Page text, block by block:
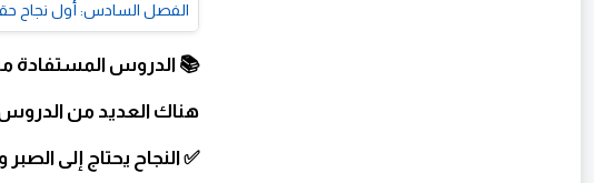
الفصل السادس: أول نجاح
📚 الدروس
هناك العديد من
✅ النجاح يحتاج إلى